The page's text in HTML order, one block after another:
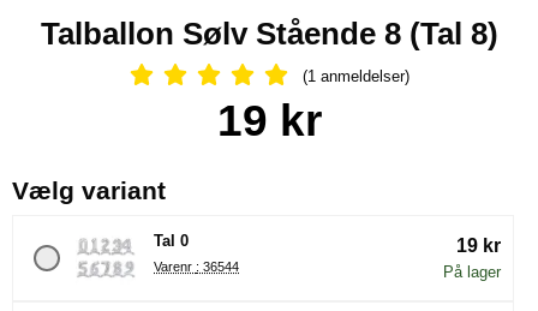
Talballon Sølv Stående 8 (Tal 8)
Anmeldelser: 5 Stjerne, Spring til
(1 anmeldelser)
Køb dette produkt Talballon Sølv Stående 8
pris
19 kr
Vælg variant, (Valg af en ny radioknap vil
Tal 0
Varenr : 36544
19 kr
På lager